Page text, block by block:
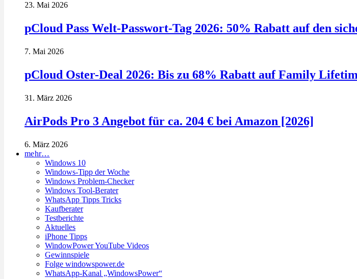
23. Mai 2026
pCloud Pass Welt-Passwort-Tag 2026: 50% Rabatt auf den
7. Mai 2026
pCloud Oster-Deal 2026: Bis zu 68% Rabatt auf Family
31. März 2026
AirPods Pro 3 Angebot für ca. 204 € bei Amazon [2026]
6. März 2026
mehr…
Windows 10
Windows-Tipp der Woche
Windows Problem-Checker
Windows Tool-Berater
WhatsApp Tipps Tricks
Kaufberater
Testberichte
Aktuelles
iPhone Tipps
WindowPower YouTube Videos
Gewinnspiele
Folge windowspower.de
WhatsApp-Kanal „WindowsPower“